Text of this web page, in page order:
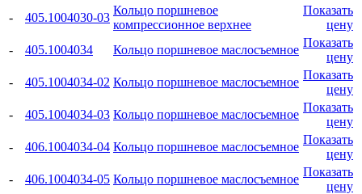
-
405.1004030-03
Кольцо поршневое
компрессионное верхнее
Показать
цену
-
405.1004034 Кольцо поршневое маслосъемное
Показать
цену
-
405.1004034-02 Кольцо поршневое маслосъемное
Показать
цену
-
405.1004034-03 Кольцо поршневое маслосъемное
Показать
цену
-
406.1004034-04 Кольцо поршневое маслосъемное
Показать
цену
-
406.1004034-05 Кольцо поршневое маслосъемное
Показать
цену